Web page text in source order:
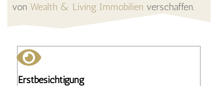
von Wealth & Living Immobilien verschaffen.
Erstbesichtigung